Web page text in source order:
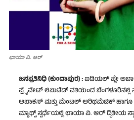
ಛಾಯಾ ವಿ. ಆರ್‌
ಜನಪ್ರತಿನಿಧಿ (ಕುಂದಾಪುರ) :ಐಡಿಯಲ್ ಪ್ಲೇ
ಪ್ರೈವೇಟ್‌ ಲಿಮಿಟೆಡ್‌ ವತಿಯಿಂದ ಬೆಂಗಳೂರಿನಲ್ಲಿ
ಅಬಾಕಸ್ ಮತ್ತು ಮೆಂಟಲ್ ಅರಿಥಮೆಟಿಕ್ ಹಾಗೂ
ಮ್ಯಾಥ್ಸ್ ಸ್ಪರ್ಧೆಯಲ್ಲಿ ಛಾಯಾ ವಿ. ಆರ್ ದ್ವಿತೀಯ